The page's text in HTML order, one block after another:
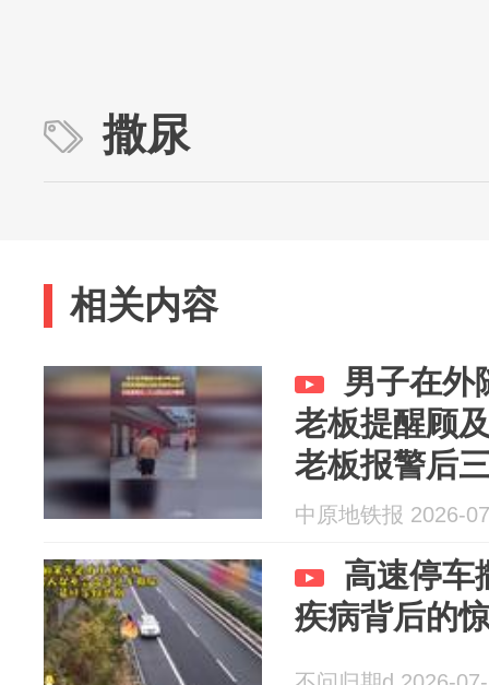
撒尿
相关内容
男子在外
老板提醒顾
老板报警后
中原地铁报 2026-
高速停车
疾病背后的